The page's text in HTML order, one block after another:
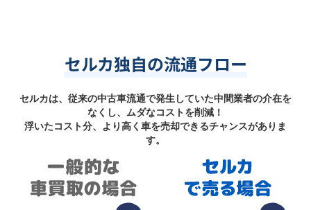
セルカ独自の流通フロー
セルカは、従来の中古車流通で発生していた中間業者の介在を
なくし、ムダなコストを削減！
浮いたコスト分、より高く車を売却できるチャンスがありま
す。